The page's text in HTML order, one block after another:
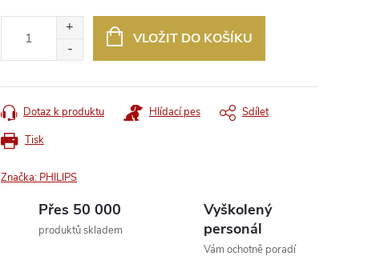
VLOŽIT DO KOŠÍKU
Tisk
Dotaz k produktu Hlídací pes Sdílet
Značka: PHILIPS
Přes 50 000
produktů skladem
Vyškolený
personál
Vám ochotně poradí